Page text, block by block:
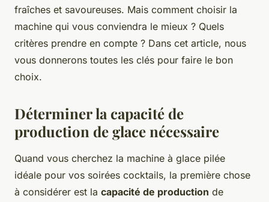
fraîches et savoureuses. Mais comment choisir la
machine qui vous conviendra le mieux ? Quels
critères prendre en compte ? Dans cet article, nous
vous donnerons toutes les clés pour faire le bon
choix.
Déterminer la capacité de
production de glace nécessaire
Quand vous cherchez la machine à glace pilée
idéale pour vos soirées cocktails, la première chose
à considérer est la capacité de production de